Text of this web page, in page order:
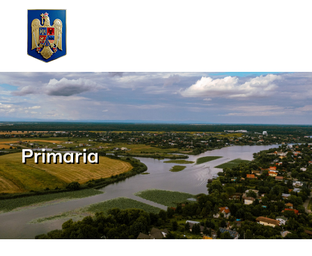
content
Primaria